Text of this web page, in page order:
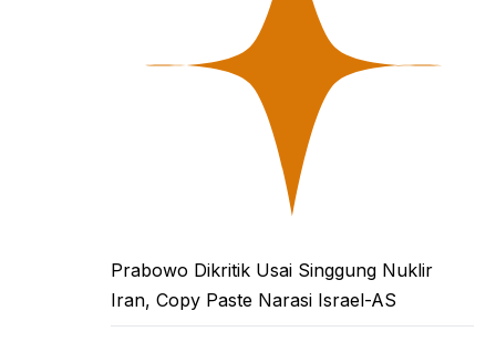
Prabowo Dikritik Usai Singgung Nuklir
Iran, Copy Paste Narasi Israel-AS